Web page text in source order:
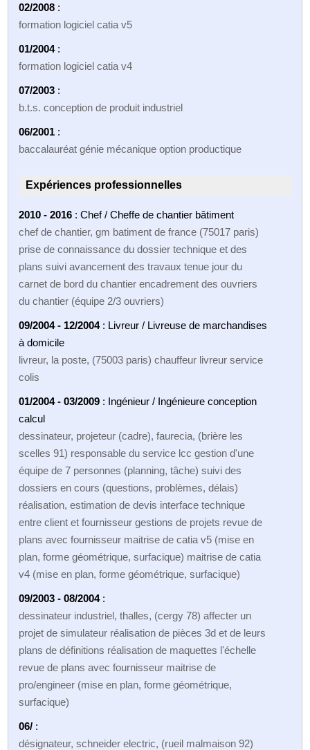
02/2008 :
formation logiciel catia v5
01/2004:
formation logiciel catia v4
07/2003 :
b.t.s. conception de produit industriel
06/2001 :
baccalauréat génie mécanique option productique
Expériences professionnelles
2010 - 2016 : Chef / Cheffe de chantier bâtiment
chef de chantier, gm batiment de france (75017 paris)
prise de connaissance du dossier technique et des
plans suivi avancement des travaux tenue jour du
carnet de bord du chantier encadrement des ouvriers
du chantier (équipe 2/3 ouvriers)
09/2004 - 12/2004: Livreur / Livreuse de marchandises
à domicile
livreur, la poste, (75003 paris) chauffeur livreur service
colis
01/2004 - 03/2009 : Ingénieur / Ingénieure conception
calcul
dessinateur, projeteur (cadre), faurecia, (brière les
scelles 91) responsable du service lcc gestion d'une
équipe de 7 personnes (planning, tâche) suivi des
dossiers en cours (questions, problèmes, délais)
réalisation, estimation de devis interface technique
entre client et fournisseur gestions de projets revue de
plans avec fournisseur maitrise de catia v5 (mise en
plan, forme géométrique, surfacique) maitrise de catia
v4 (mise en plan, forme géométrique, surfacique)
09/2003 - 08/2004:
dessinateur industriel, thalles, (cergy 78) affecter un
projet de simulateur réalisation de pièces 3d et de leurs
plans de définitions réalisation de maquettes l'échelle
revue de plans avec fournisseur maitrise de
pro/engineer (mise en plan, forme géométrique,
surfacique)
06/ :
désignateur, schneider electric, (rueil malmaison 92)